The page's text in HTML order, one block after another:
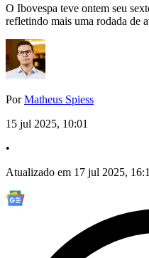
O Ibovespa teve ontem seu
refletindo mais uma rodada de
PorMatheus Spiess
15 jul 2025, 10:01
•
Atualizado em 17 jul 2025,